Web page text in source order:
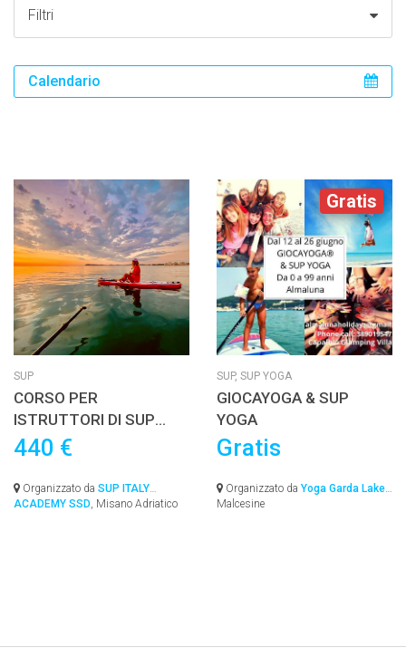
Filtri
Calendario
SUP
CORSO PER
ISTRUTTORI DI SUP
FLAT WATER
440 €
Organizzato da SUP ITALY
ACADEMY SSD , Misano Adriatico
Gratis
SUP, SUP YOGA
GIOCAYOGA & SUP
YOGA
Gratis
Organizzato da Yoga Garda Lake
Malcesine